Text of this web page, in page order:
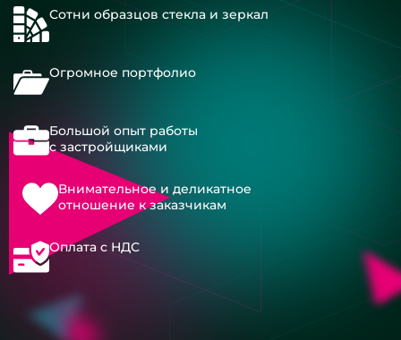
Сотни образцов стекла и зеркал
Огромное портфолио
Большой опыт работы
с застройщиками
Внимательное и деликатное
отношение к заказчикам
Оплата с НДС